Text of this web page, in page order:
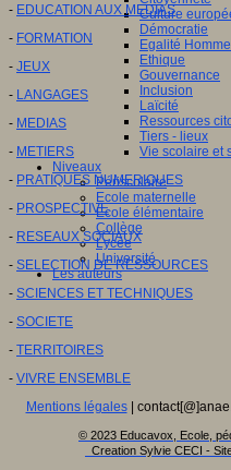
Culture
Démocratie
Egalité
Ethique
Gouvernance
Inclusion
Laïcité
Ressources
Tiers - lieux
Vie scolaire et
Niveaux
Périscolaire
Ecole maternelle
Ecole élémentaire
Collège
Lycée
Université
Les auteurs
- EDUCATION AUX MEDIAS
- FORMATION
- JEUX
- LANGAGES
- MEDIAS
- METIERS
- PRATIQUES NUMERIQUES
- PROSPECTIVE
- RESEAUX SOCIAUX
- SELECTION DE RESSOURCES
- SCIENCES ET TECHNIQUES
- SOCIETE
- TERRITOIRES
- VIVRE ENSEMBLE
Mentions légales|
© 2023 Educavox, Ecole,
Creation Sylvie CECI -